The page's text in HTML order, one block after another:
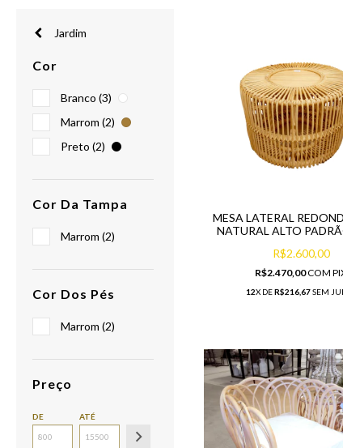
Jardim
Cor
Branco (3)
Marrom (2)
Preto (2)
Cor Da Tampa
Marrom (2)
Cor Dos Pés
Marrom (2)
Preço
DE ATÉ
MESA LATERAL
NATURAL ALTO
R$2.600,00
R$2.470,00COM
12X DER$216,67SEM